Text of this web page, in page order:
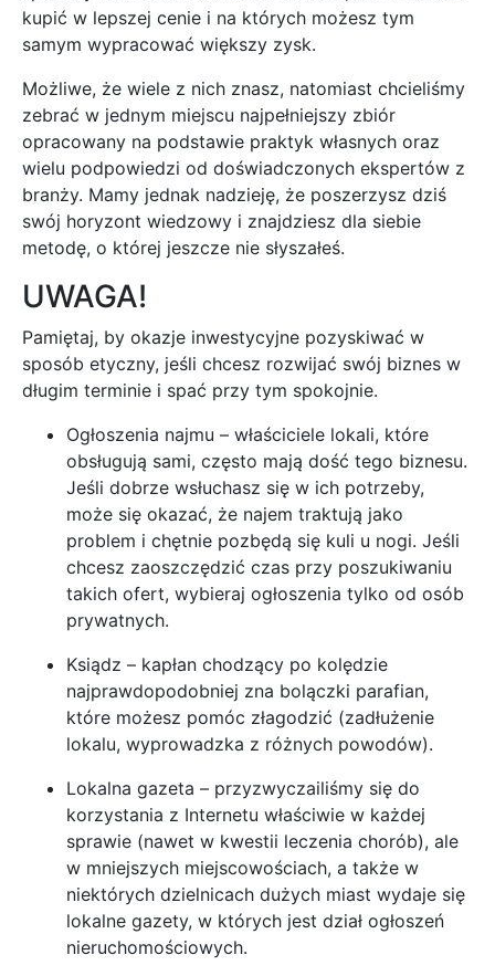
kupić w lepszej cenie i na których możesz tym
samym wypracować większy zysk.
Możliwe, że wiele z nich znasz, natomiast chcieliśmy
zebrać w jednym miejscu najpełniejszy zbiór
opracowany na podstawie praktyk własnych oraz
wielu podpowiedzi od doświadczonych ekspertów z
branży. Mamy jednak nadzieję, że poszerzysz dziś
swój horyzont wiedzowy i znajdziesz dla siebie
metodę, o której jeszcze nie słyszałeś.
UWAGA!
Pamiętaj, by okazje inwestycyjne pozyskiwać w
sposób etyczny, jeśli chcesz rozwijać swój biznes w
długim terminie i spać przy tym spokojnie.
Ogłoszenia najmu – właściciele lokali, które
obsługują sami, często mają dość tego biznesu.
Jeśli dobrze wsłuchasz się w ich potrzeby,
może się okazać, że najem traktują jako
problem i chętnie pozbędą się kuli u nogi. Jeśli
chcesz zaoszczędzić czas przy poszukiwaniu
takich ofert, wybieraj ogłoszenia tylko od osób
prywatnych.
Ksiądz – kapłan chodzący po kolędzie
najprawdopodobniej zna bolączki parafian,
które możesz pomóc złagodzić (zadłużenie
lokalu, wyprowadzka z różnych powodów).
Lokalna gazeta – przyzwyczailiśmy się do
korzystania z Internetu właściwie w każdej
sprawie (nawet w kwestii leczenia chorób), ale
w mniejszych miejscowościach, a także w
niektórych dzielnicach dużych miast wydaje się
lokalne gazety, w których jest dział ogłoszeń
nieruchomościowych.